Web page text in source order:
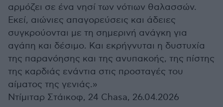
αρμόζει σε ένα νησί των νότιων θαλασσών.
Εκεί, αιώνιες απαγορεύσεις και άδειες
συγκρούονται με τη σημερινή ανάγκη για
αγάπη και δέσιμο. Και εκρήγνυται η δυστυχία
της παρανόησης και της ανυπακοής, της πίστης
της καρδιάς ενάντια στις προσταγές του
αίματος της γενιάς.»
Ντίμιταρ Στάικοφ, 24 Chasa, 26.04.2026